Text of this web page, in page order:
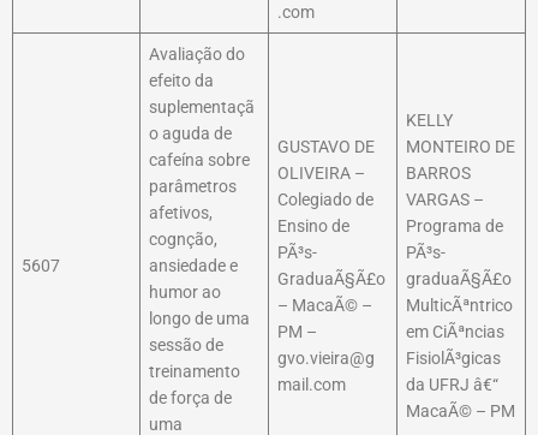
.com
5607
Avaliação do
efeito da
suplementaçã
o aguda de
cafeí­na sobre
parâmetros
afetivos,
cognção,
ansiedade e
humor ao
longo de uma
sessão de
treinamento
de força de
uma
GUSTAVO DE
OLIVEIRA –
Colegiado de
Ensino de
PÃ³s-
GraduaÃ§Ã£o
– MacaÃ© –
PM –
gvo.vieira@g
mail.com
KELLY
MONTEIRO DE
BARROS
VARGAS –
Programa de
PÃ³s-
graduaÃ§Ã£o
MulticÃªntrico
em CiÃªncias
FisiolÃ³gicas
da UFRJ â€“
MacaÃ© – PM